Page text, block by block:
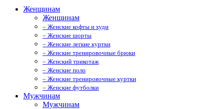
Женщинам
Женщинам
– Женские кофты и худи
– Женские шорты
– Женские легкие куртки
– Женские тренировочные брюки
– Женский трикотаж
– Женские поло
– Женские тренировочные куртки
– Женские футболки
Мужчинам
Мужчинам